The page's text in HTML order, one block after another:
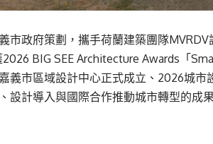
市政府策劃，攜手荷蘭建築團隊
BIG SEE Architecture Awards「
義市區域設計中心正式成立、2026城市
設計導入與國際合作推動城市轉型的成